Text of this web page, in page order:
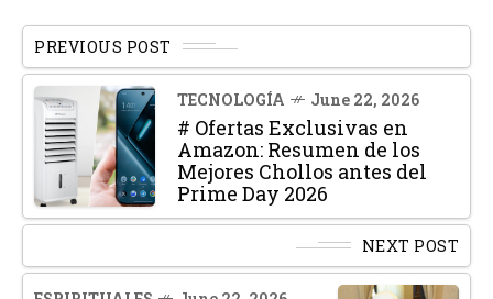
PREVIOUS POST
TECNOLOGÍA June 22, 2026
# Ofertas Exclusivas en
Amazon: Resumen de los
Mejores Chollos antes del
Prime Day 2026
NEXT POST